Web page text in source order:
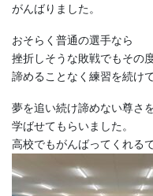
がんばりました。
おそらく普通の選手なら
挫折しそうな敗戦でもその
諦めることなく練習を続け
夢を追い続け諦めない尊さ
学ばせてもらいました。
高校でもがんばってくれる